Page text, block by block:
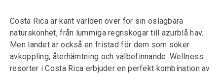
Costa Rica är känt världen över för sin oslagbara
naturskönhet, från lummiga regnskogar till azurblå hav.
Men landet är också en fristad för dem som söker
avkoppling, återhämtning och välbefinnande. Wellness
resorter i Costa Rica erbjuder en perfekt kombination av